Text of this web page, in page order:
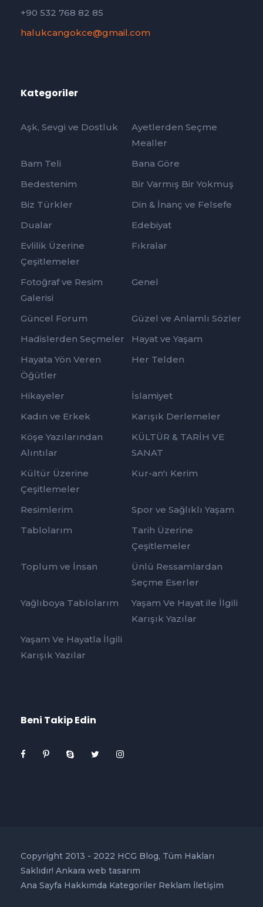
+90 532 768 82 85
halukcangokce@gmail.com
Kategoriler
Aşk, Sevgi ve Dostluk
Ayetlerden Seçme
Mealler
Bam Teli
Bana Göre
Bedestenim
Bir Varmış Bir Yokmuş
Biz Türkler
Din & İnanç ve Felsefe
Dualar
Edebiyat
Evlilik Üzerine
Çeşitlemeler
Fıkralar
Fotoğraf ve Resim
Galerisi
Genel
Güncel Forum
Güzel ve Anlamlı Sözler
Hadislerden Seçmeler
Hayat ve Yaşam
Hayata Yön Veren
Öğütler
Her Telden
Hikayeler
İslamiyet
Kadın ve Erkek
Karışık Derlemeler
Köşe Yazılarından
Alıntılar
KÜLTÜR & TARİH VE
SANAT
Kültür Üzerine
Çeşitlemeler
Kur-an'ı Kerim
Resimlerim
Spor ve Sağlıklı Yaşam
Tablolarım
Tarih Üzerine
Çeşitlemeler
Toplum ve İnsan
Ünlü Ressamlardan
Seçme Eserler
Yağlıboya Tablolarım
Yaşam Ve Hayat ile İlgili
Karışık Yazılar
Yaşam Ve Hayatla İlgili
Karışık Yazılar
Beni Takip Edin
Copyright 2013 - 2022 HCG Blog, Tüm Hakları
Saklıdır! Ankara web tasarım
Ana Sayfa Hakkımda Kategoriler Reklam İletişim